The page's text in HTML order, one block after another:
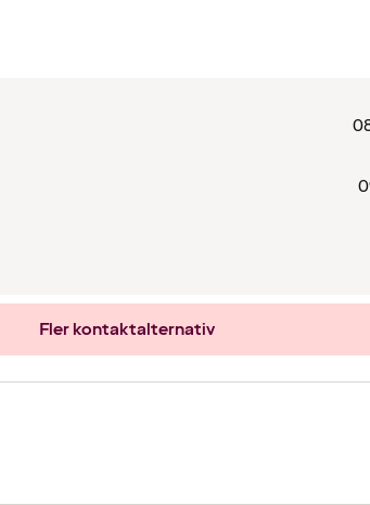
Fler kontaktalternativ